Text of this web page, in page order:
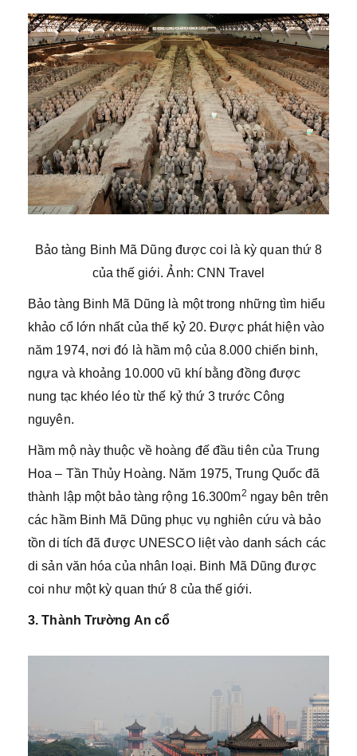
Bảo tàng Binh Mã Dũng được coi là kỳ quan thứ 8
của thế giới. Ảnh: CNN Travel
Bảo tàng Binh Mã Dũng là một trong những tìm hiểu
khảo cổ lớn nhất của thế kỷ 20. Được phát hiện vào
năm 1974, nơi đó là hầm mộ của 8.000 chiến binh,
ngựa và khoảng 10.000 vũ khí bằng đồng được
nung tạc khéo léo từ thế kỷ thứ 3 trước Công
nguyên.
Hầm mộ này thuộc về hoàng đế đầu tiên của Trung
Hoa – Tần Thủy Hoàng. Năm 1975, Trung Quốc đã
thành lập một bảo tàng rộng 16.300m2 ngay bên trên
các hầm Binh Mã Dũng phục vụ nghiên cứu và bảo
tồn di tích đã được UNESCO liệt vào danh sách các
di sản văn hóa của nhân loại. Binh Mã Dũng được
coi như một kỳ quan thứ 8 của thế giới.
3. Thành Trường An cổ